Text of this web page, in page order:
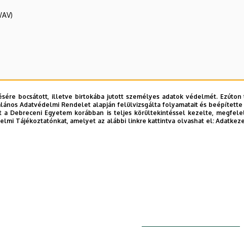
bocsátott, illetve birtokába jutott személyes adatok védelmét.
Adatvédelmi Rendelet alapján felülvizsgálta folyamatait és beépítette
Debreceni Egyetem korábban is teljes körültekintéssel kezelte,
Tájékoztatónkat, amelyet az alábbi linkre kattintva olvashat el: